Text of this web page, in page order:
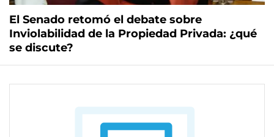
El Senado retomó el debate sobre
Inviolabilidad de la Propiedad Privada: ¿qué
se discute?